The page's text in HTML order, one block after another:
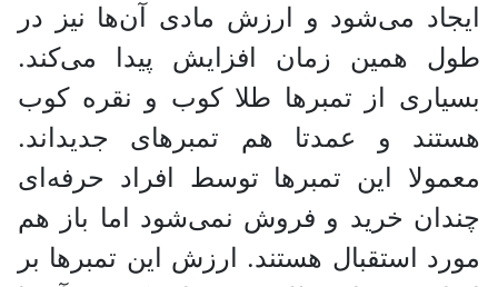
ایجاد می‌شود و ارزش مادی آن‌ها نیز در
طول همین زمان افزایش پیدا می‌کند.
بسیاری از تمبر‌ها طلا کوب و نقره کوب
هستند و عمدتا هم تمبر‌های جدید‌اند.
معمولا این تمبر‌ها توسط افراد حرفه‌ای
چندان خرید و فروش نمی‌شود اما باز هم
مورد استقبال هستند. ارزش این تمبر‌ها بر